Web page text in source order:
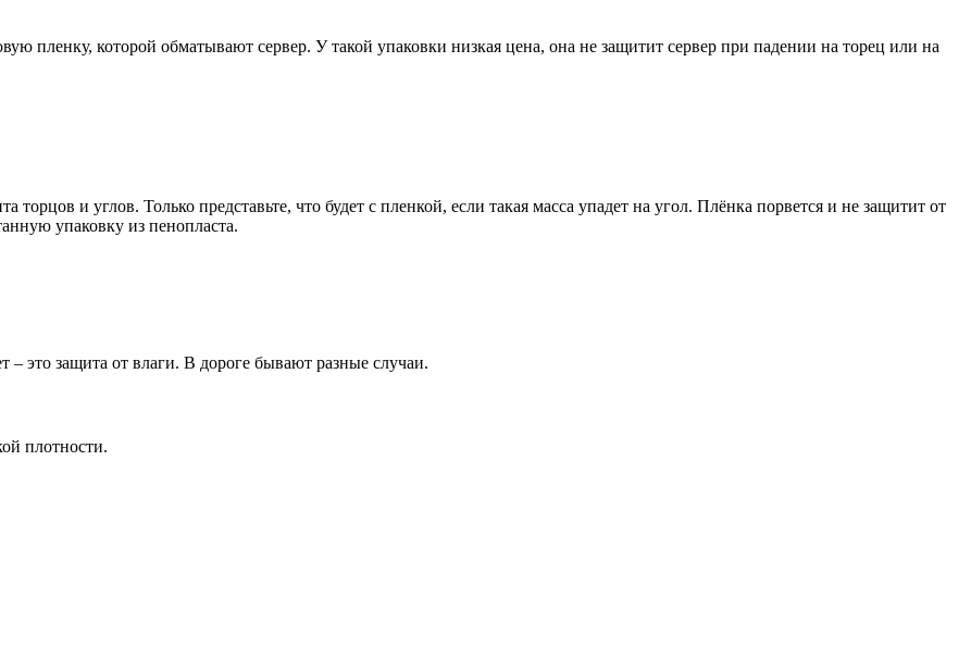
пленку, которой обматывают сервер. У такой упаковки низкая цена, она не защитит сервер при падении на торец или на
торцов и углов. Только представьте, что будет с пленкой, если такая масса упадет на угол. Плёнка порвется и не защитит от
упаковку из пенопласта.
это защита от влаги. В дороге бывают разные случаи.
плотности.